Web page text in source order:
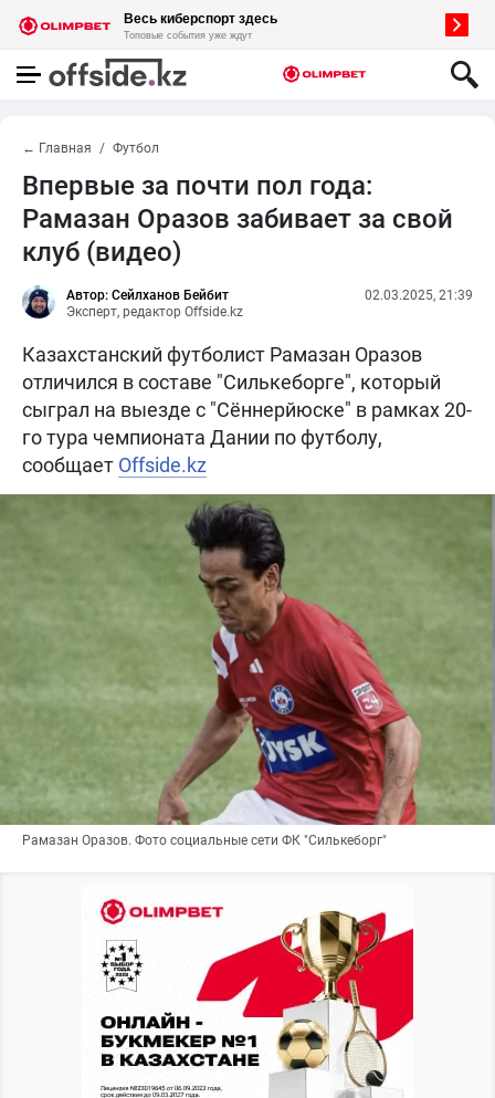
← Главная Футбол
Впервые за почти пол года:
Рамазан Оразов забивает за свой
клуб (видео)
Автор: Сейлханов Бейбит
Эксперт, редактор Offside.kz
02.03.2025, 21:39
Казахстанский футболист Рамазан Оразов
отличился в составе "Силькеборге", который
сыграл на выезде с "Сённерйюске" в рамках 20-
го тура чемпионата Дании по футболу,
сообщает Offside.kz
Рамазан Оразов. Фото социальные сети ФК "Силькеборг"